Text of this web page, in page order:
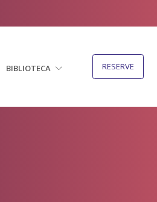
BIBLIOTECA RESERVE